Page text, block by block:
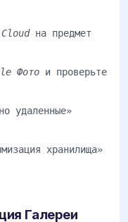
на предмет
Фото и проверьте
удаленные»
хранилища»
Галереи